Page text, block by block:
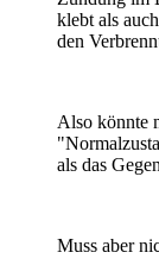
klebt als
den
Also könnte
als das
Muss aber